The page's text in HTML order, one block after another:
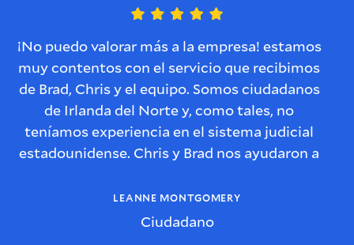
¡No puedo valorar más a la empresa! estamos
muy contentos con el servicio que recibimos
de Brad, Chris y el equipo. Somos ciudadanos
de Irlanda del Norte y, como tales, no
teníamos experiencia en el sistema judicial
estadounidense. Chris y Brad nos ayudaron a
que entendiéramos cada paso del proceso y
de que nos mantuvieran informados de lo que
LEANNE MONTGOMERY
Ciudadano